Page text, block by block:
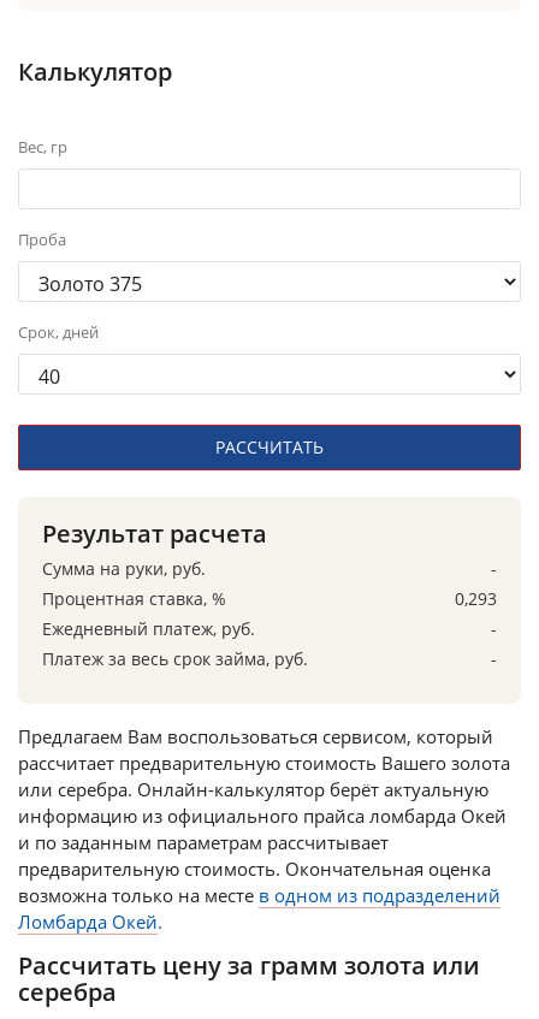
Калькулятор
Вес, гр
Проба
Срок, дней
РАССЧИТАТЬ
Предлагаем Вам воспользоваться сервисом, который
рассчитает предварительную стоимость Вашего золота
или серебра. Онлайн-калькулятор берёт актуальную
информацию из официального прайса ломбарда Окей
и по заданным параметрам рассчитывает
предварительную стоимость. Окончательная оценка
возможна только на месте в одном из подразделений
Ломбарда Окей.
Рассчитать цену за грамм золота или
серебра
Результат расчета
Сумма на руки, руб.
-
Процентная ставка, %
0,293
Ежедневный платеж, руб.
-
Платеж за весь срок займа, руб.
-